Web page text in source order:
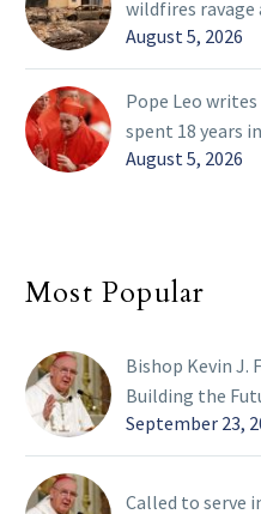
wildfires ravage
August 5, 2026
Pope Leo
spent 18 years
August 5, 2026
Most Popular
Bishop Kevin J.
Building the
September 23,
Called to serve